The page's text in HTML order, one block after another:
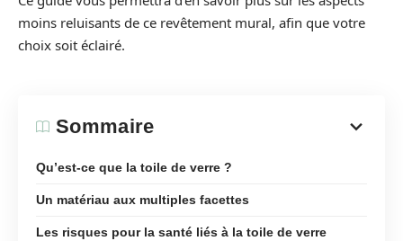
moins reluisants de ce revêtement mural, afin que votre
choix soit éclairé.
Sommaire
Qu’est-ce que la toile de verre ?
Un matériau aux multiples facettes
Les risques pour la santé liés à la toile de verre